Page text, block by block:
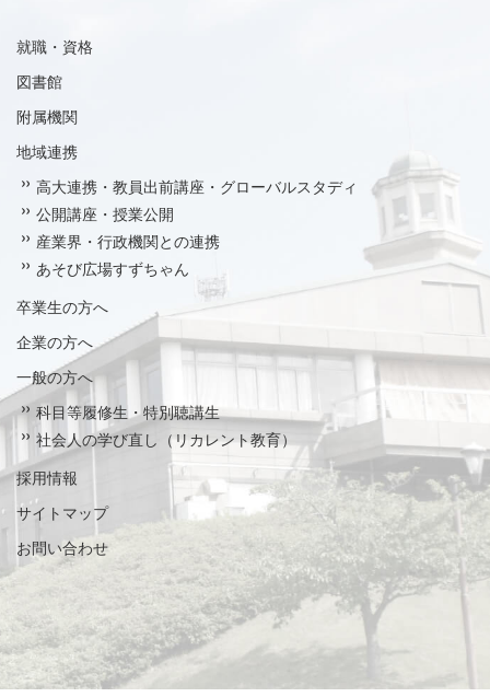
就職・資格
図書館
附属機関
地域連携
高大連携・教員出前講座・グローバルスタディ
公開講座・授業公開
産業界・行政機関との連携
あそび広場すずちゃん
卒業生の方へ
企業の方へ
一般の方へ
科目等履修生・特別聴講生
社会人の学び直し（リカレント教育）
採用情報
サイトマップ
お問い合わせ